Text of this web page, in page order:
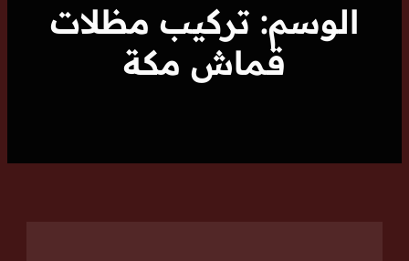
الوسم: تركيب مظلات
قماش مكة